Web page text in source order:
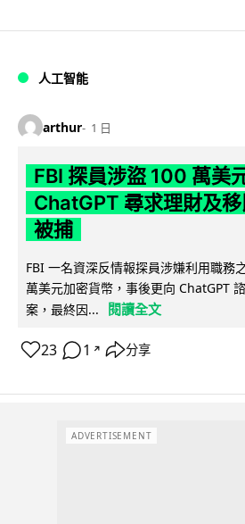
人工智能
arthur 1 日
FBI 探員涉盜 100 萬
ChatGPT 尋求理財及移
被捕
FBI 一名資深反情報探員涉嫌利用職務
萬美元加密貨幣，事後更向 ChatGPT
案，最終因...
閱讀全文
23 1 ↗ 分享
ADVERTISEMENT